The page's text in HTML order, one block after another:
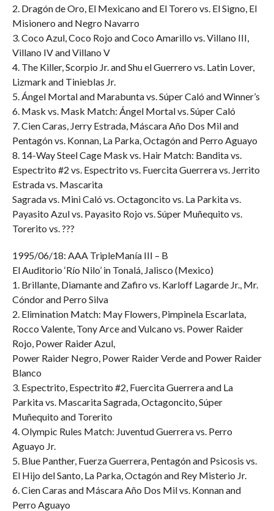
2. Dragón de Oro, El Mexicano and El Torero vs. El Signo, El
Misionero and Negro Navarro
3. Coco Azul, Coco Rojo and Coco Amarillo vs. Villano III,
Villano IV and Villano V
4. The Killer, Scorpio Jr. and Shu el Guerrero vs. Latin Lover,
Lizmark and Tinieblas Jr.
5. Ángel Mortal and Marabunta vs. Súper Caló and Winner’s
6. Mask vs. Mask Match: Ángel Mortal vs. Súper Caló
7. Cien Caras, Jerry Estrada, Máscara Año Dos Mil and
Pentagón vs. Konnan, La Parka, Octagón and Perro Aguayo
8. 14-Way Steel Cage Mask vs. Hair Match: Bandita vs.
Espectrito #2 vs. Espectrito vs. Fuercita Guerrera vs. Jerrito
Estrada vs. Mascarita
Sagrada vs. Mini Caló vs. Octagoncito vs. La Parkita vs.
Payasito Azul vs. Payasito Rojo vs. Súper Muñequito vs.
Torerito vs. ???
1995/06/18: AAA TripleManía III – B
El Auditorio ‘Río Nilo’ in Tonalá, Jalisco (Mexico)
1. Brillante, Diamante and Zafiro vs. Karloff Lagarde Jr., Mr.
Cóndor and Perro Silva
2. Elimination Match: May Flowers, Pimpinela Escarlata,
Rocco Valente, Tony Arce and Vulcano vs. Power Raider
Rojo, Power Raider Azul,
Power Raider Negro, Power Raider Verde and Power Raider
Blanco
3. Espectrito, Espectrito #2, Fuercita Guerrera and La
Parkita vs. Mascarita Sagrada, Octagoncito, Súper
Muñequito and Torerito
4. Olympic Rules Match: Juventud Guerrera vs. Perro
Aguayo Jr.
5. Blue Panther, Fuerza Guerrera, Pentagón and Psicosis vs.
El Hijo del Santo, La Parka, Octagón and Rey Misterio Jr.
6. Cien Caras and Máscara Año Dos Mil vs. Konnan and
Perro Aguayo